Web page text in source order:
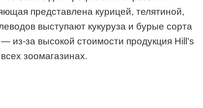
представлена курицей, телятиной,
выступают кукуруза и бурые сорта
из-за высокой стоимости продукция Hill’s
зоомагазинах.